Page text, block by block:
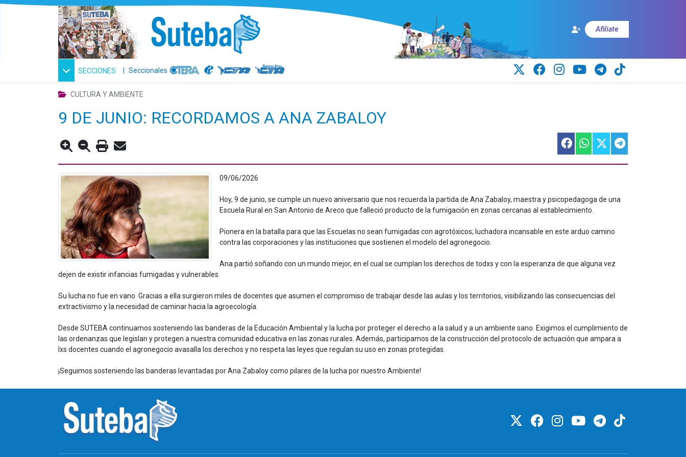
Afiliate
SECCIONES | Seccionales
CULTURA Y AMBIENTE
9 DE JUNIO: RECORDAMOS A ANA ZABALOY
09/06/2026
Hoy, 9 de junio, se cumple un nuevo aniversario que nos recuerda la partida de Ana Zabaloy, maestra y psicopedagoga de una
Escuela Rural en San Antonio de Areco que falleció producto de la fumigación en zonas cercanas al establecimiento.
Pionera en la batalla para que las Escuelas no sean fumigadas con agrotóxicos; luchadora incansable en este arduo camino
contra las corporaciones y las instituciones que sostienen el modelo del agronegocio.
Ana partió soñando con un mundo mejor, en el cual se cumplan los derechos de todxs y con la esperanza de que alguna vez
dejen de existir infancias fumigadas y vulnerables.
Su lucha no fue en vano. Gracias a ella surgieron miles de docentes que asumen el compromiso de trabajar desde las aulas y los territorios, visibilizando las consecuencias del
extractivismo y la necesidad de caminar hacia la agroecología.
Desde SUTEBA continuamos sosteniendo las banderas de la Educación Ambiental y la lucha por proteger el derecho a la salud y a un ambiente sano. Exigimos el cumplimiento de
las ordenanzas que legislan y protegen a nuestra comunidad educativa en las zonas rurales. Además, participamos de la construcción del protocolo de actuación que ampara a
lxs docentes cuando el agronegocio avasalla los derechos y no respeta las leyes que regulan su uso en zonas protegidas.
¡Seguimos sosteniendo las banderas levantadas por Ana Zabaloy como pilares de la lucha por nuestro Ambiente!